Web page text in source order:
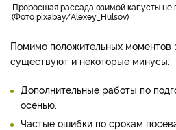
проросшая рассада озимой капусты
Фото pixabay/Alexey_Hulsov
Помимо положительных моментов
существуют и некоторые минусы:
Дополнительные работы по
осенью.
Частые ошибки по срокам